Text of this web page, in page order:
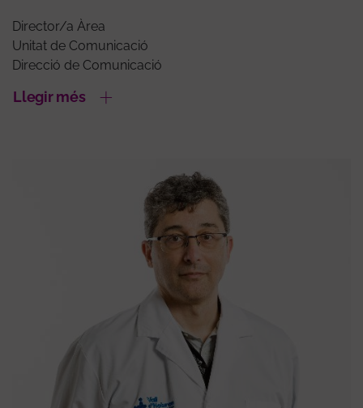
Director/a Àrea
Unitat de Comunicació
Direcció de Comunicació
Llegir més